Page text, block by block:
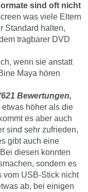
sind oft nicht
was viele Eltern
Standard halten,
tragbarer DVD
wenn sie anstatt
Maya hören
Bewertungen,
höher als die
es aber auch
sind sehr zufrieden,
gibt auch eine
diesen konnten
sondern es
vom USB-Stick nicht
ab, bei einigen